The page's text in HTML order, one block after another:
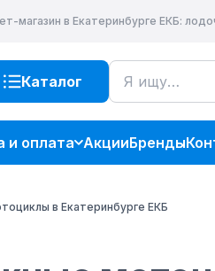
магазин в Екатеринбурге ЕКБ:
Каталог
и оплата АкцииБренды
в Екатеринбурге ЕКБ